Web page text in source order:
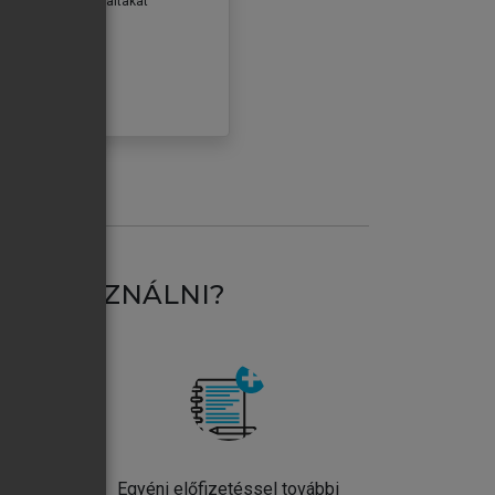
HASZNÁLNI?
Egyéni előfizetéssel további